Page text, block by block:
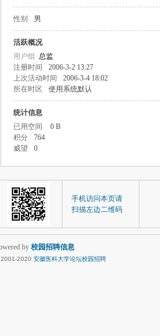
性别 男
活跃概况
用户组 总监
注册时间
2006-3-2 13:27
上次活动时间
2006-3-4 18:02
所在时区
使用系统默认
统计信息
已用空间
0 B
积分
764
威望
0
手机访问本页请
扫描左边二维码
by 校园招聘信息
2020 安徽医科大学论坛校园招聘